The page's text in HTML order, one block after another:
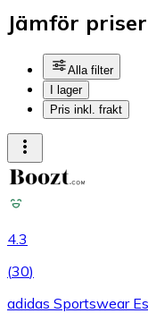
Jämför
Alla filter
I lager
Pris inkl. frakt
4.3
(30)
adidas Sportswear